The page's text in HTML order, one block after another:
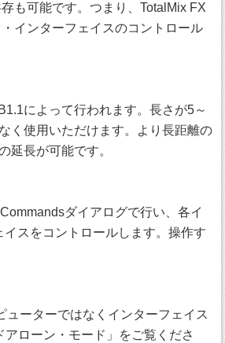
も可能です。つまり、TotalMix FX
インターフェイスのコントロール
によって行われます。長さが5～
く使用いただけます。より長距離の
延長が可能です。
ダイアログで行い、各イ
スをコントロールします。操作す
ーターではなくインターフェイス
ローン・モード」をご覧くださ